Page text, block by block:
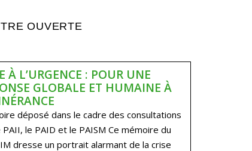
OUVERTE
À L’URGENCE : POUR UNE
GLOBALE ET HUMAINE À
déposé dans le cadre des consultations
PAII, le PAID et le PAISM Ce mémoire du
dresse un portrait alarmant de la crise